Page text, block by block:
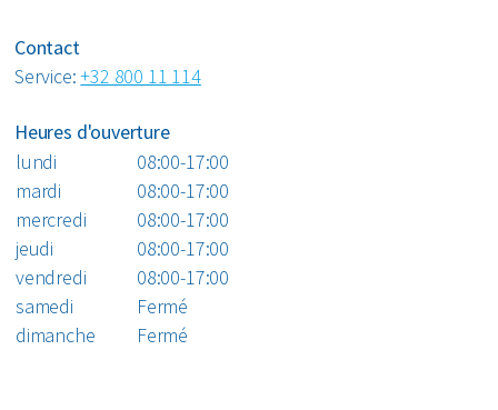
Contact
Service:+32 800 11 114
Heures d'ouverture
lundi
08:00-17:00
mardi
08:00-17:00
mercredi
08:00-17:00
jeudi
08:00-17:00
vendredi
08:00-17:00
samedi
Fermé
dimanche
Fermé